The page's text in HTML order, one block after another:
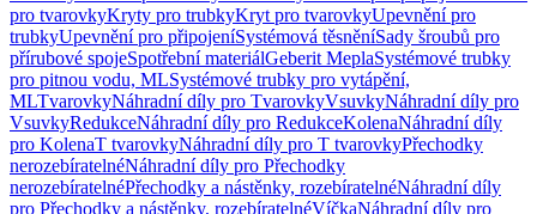
pro tvarovkyKryty pro trubkyKryt pro tvarovkyUpevnění pro
trubkyUpevnění pro připojeníSystémová těsněníSady šroubů pro
přírubové spojeSpotřební materiálGeberit MeplaSystémové trubky
pro pitnou vodu, MLSystémové trubky pro vytápění,
MLTvarovkyNáhradní díly pro TvarovkyVsuvkyNáhradní díly pro
VsuvkyRedukceNáhradní díly pro RedukceKolenaNáhradní díly
pro KolenaT tvarovkyNáhradní díly pro T tvarovkyPřechodky
nerozebíratelnéNáhradní díly pro Přechodky
nerozebíratelnéPřechodky a nástěnky, rozebíratelnéNáhradní díly
pro Přechodky a nástěnky, rozebíratelnéVíčkaNáhradní díly pro